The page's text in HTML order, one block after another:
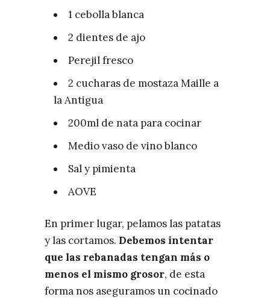
1 cebolla blanca
2 dientes de ajo
Perejil fresco
2 cucharas de mostaza Maille a
la Antigua
200ml de nata para cocinar
Medio vaso de vino blanco
Sal y pimienta
AOVE
En primer lugar, pelamos las patatas
y las cortamos. Debemos intentar
que las rebanadas tengan más o
menos el mismo grosor, de esta
forma nos aseguramos un cocinado